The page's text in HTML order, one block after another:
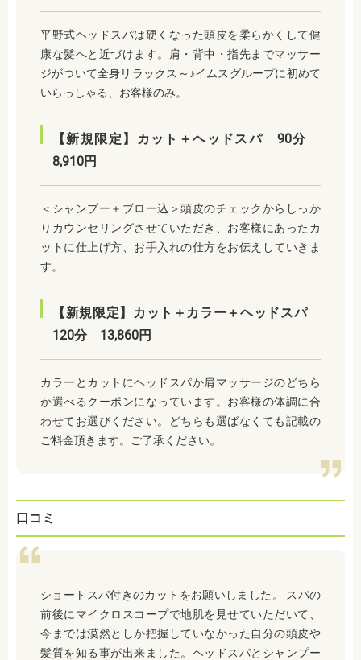
平野式ヘッドスパは硬くなった頭皮を柔らかくして健
康な髪へと近づけます。肩・背中・指先までマッサー
ジがついて全身リラックス～♪イムスグループに初めて
いらっしゃる、お客様のみ。
【新規限定】カット＋ヘッドスパ 90分
8,910円
＜シャンプー＋ブロー込＞頭皮のチェックからしっか
りカウンセリングさせていただき、お客様にあったカ
ットに仕上げ方、お手入れの仕方をお伝えしていきま
す。
【新規限定】カット＋カラー＋ヘッドスパ
120分 13,860円
カラーとカットにヘッドスパか肩マッサージのどちら
か選べるクーポンになっています。お客様の体調に合
わせてお選びください。どちらも選ばなくても記載の
ご料金頂きます。ご了承ください。
口コミ
ショートスパ付きのカットをお願いしました。 スパの
前後にマイクロスコープで地肌を見せていただいて、
今までは漠然としか把握していなかった自分の頭皮や
髪質を知る事が出来ました。ヘッドスパとシャンプー